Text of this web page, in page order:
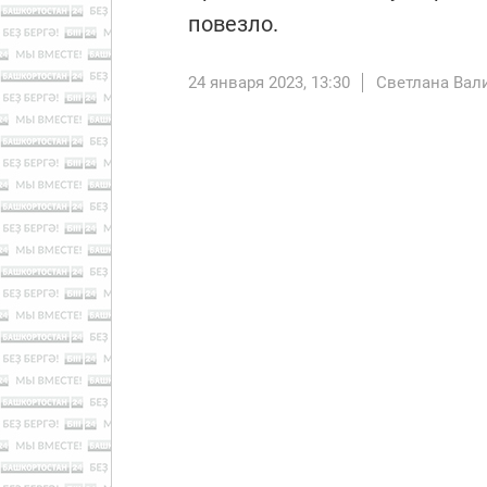
повезло.
24 января 2023, 13:30 Светлана